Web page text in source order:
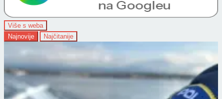
Više s weba
Najnovije
Najčitanije